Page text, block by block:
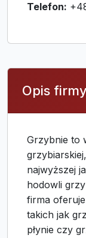
Telefon:
Opis firmy
Grzybnie to
najwyższej
hodowli
firma
takich jak
płynie czy